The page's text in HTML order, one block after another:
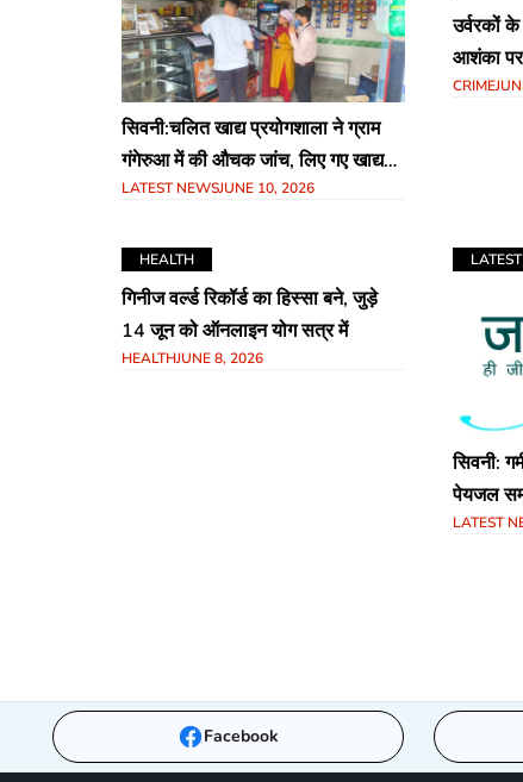
सिवनी:चलित खाद्य प्रयोगशाला ने ग्राम
गंगेरुआ में की औचक जांच, लिए गए खाद्य
नमूने
LATEST NEWSJUNE 10, 2026
उर्वरकों
आशंका
CRIME
HEALTH
गिनीज वर्ल्ड रिकॉर्ड का हिस्सा बने, जुड़े
14 जून को ऑनलाइन योग सत्र में
HEALTHJUNE 8, 2026
सिवनी:
पेयजल
लिए
LATEST
Facebook